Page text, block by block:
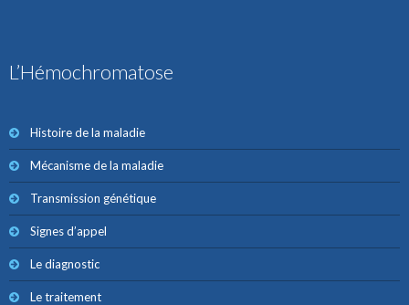
L’Hémochromatose
Histoire de la maladie
Mécanisme de la maladie
Transmission génétique
Signes d’appel
Le diagnostic
Le traitement